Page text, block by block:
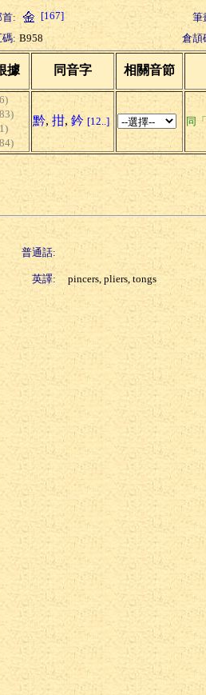
首: [167]
筆
碼: B958 倉頡
據 同音字 相關音節
黔, 拑, 鈐 [12..] 同
普通話:
英譯: pincers, pliers, tongs